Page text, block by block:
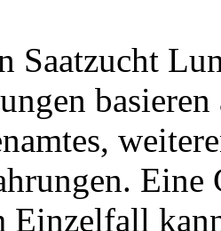
Saatzucht
basieren
Einzelfall